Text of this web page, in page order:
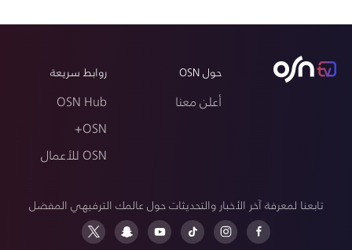
حول OSN
أعلن معنا
روابط سريعة
OSN Hub
OSN+
OSN للأعمال
تابعنا لمعرفة آخر الأخبار والتحديثات حول عالمك الترفيهي المفضل